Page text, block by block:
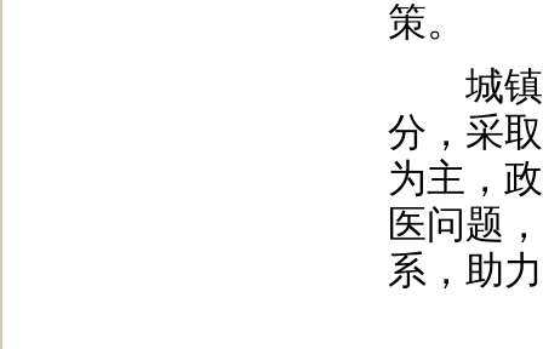
策。
城镇
分，采
为主，
医问题
系，助